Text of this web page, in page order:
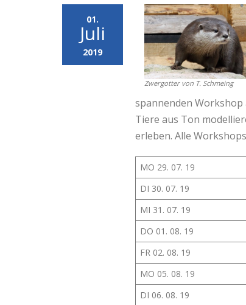
01.
Juli
2019
Zwergotter von T. Schmeing
spannenden Workshop
Tiere aus Ton
erleben. Alle
MO 29. 07. 19
DI 30. 07. 19
MI 31. 07. 19
DO 01. 08. 19
FR 02. 08. 19
MO 05. 08. 19
DI 06. 08. 19